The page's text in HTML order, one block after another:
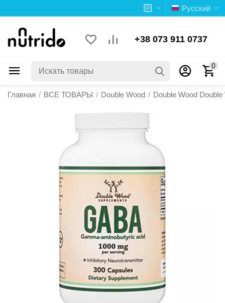
Русский
+38 073 911 0737
0
Главная / ВСЕ ТОВАРЫ / Double Wood / Double Wood